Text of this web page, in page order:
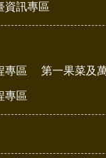
資訊專區
專區 第一果菜及
專區